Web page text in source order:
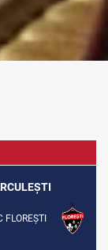
FLOREȘTI